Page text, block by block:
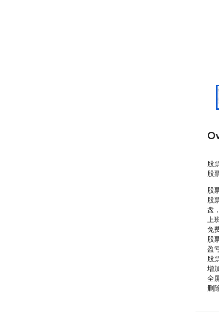
股
股
股票，基金，股票基金神器，上班族都安装了，实时监控股票价格，角标提醒，终身免费，股票基金神器，实时盯盘，A股美股港股。
上班族必备摸鱼神器，专为上班族编写。无需登录，终身免费。  
股票基金神器，支持添加股票/基金，实时盯盘，实时计算盈亏收益情况，数据实时准确。  
股票价格实时监控角标！！！！！  
增加加入微信群功能，方便联系作者以及问题沟通。增加全屏显示，展示数据更清晰。走势图页面增加删除按钮，删除更容易。增加样式切换，普通模式和粗体字号变大切换，看着更明确。增加密码保护，设定密码后每次都打开都验证密码，更加安全可靠，取消可在密码保护页面输入空密码。增加首页展示/隐藏分时图按钮，支持首页展示迷你分时图。增加云同步，复制ID后，支持多个PC手动同步。可以拖拽调整股票基金顺序。支持排序功能。

具体功能：  
一、股票（A股、港股、美股、场内基金、